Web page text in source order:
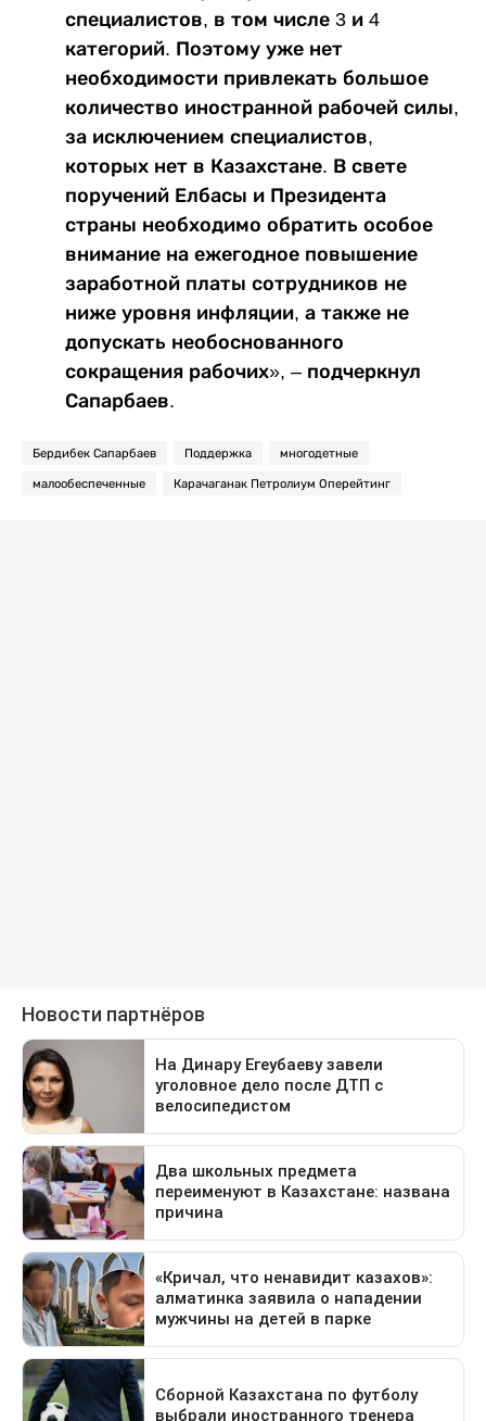
специалистов, в том числе 3 и 4
категорий. Поэтому уже нет
необходимости привлекать большое
количество иностранной рабочей силы,
за исключением специалистов,
которых нет в Казахстане. В свете
поручений Елбасы и Президента
страны необходимо обратить особое
внимание на ежегодное повышение
заработной платы сотрудников не
ниже уровня инфляции, а также не
допускать необоснованного
сокращения рабочих», – подчеркнул
Сапарбаев.
Бердибек Сапарбаев Поддержка многодетные
малообеспеченные Карачаганак Петролиум Оперейтинг